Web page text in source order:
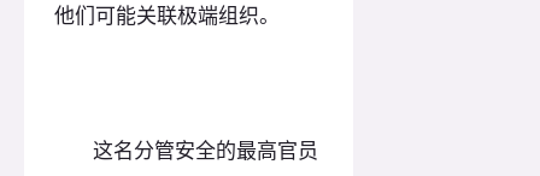
他们可能关联极端组织。
这名分管安全的最高官员